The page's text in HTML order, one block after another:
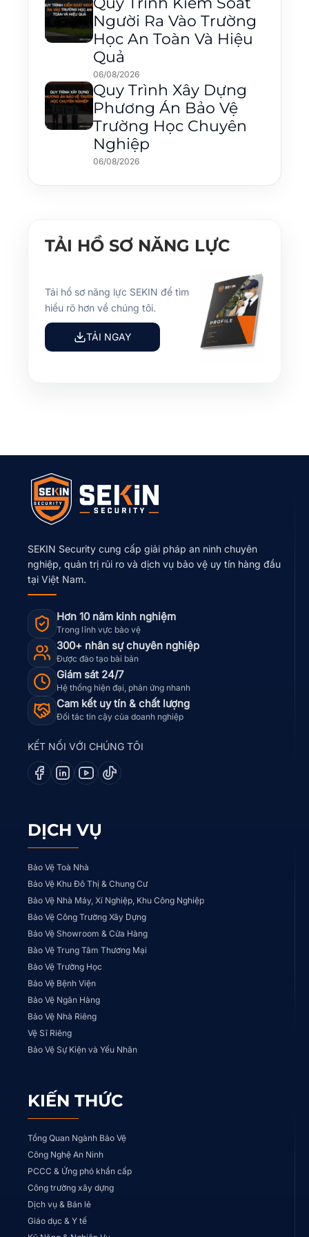
Người Ra Vào Trường
Học An Toàn Và Hiệu
Quả
06/08/2026
Quy Trình Xây Dựng
Phương Án Bảo Vệ
Trường Học Chuyên
Nghiệp
06/08/2026
TẢI HỒ SƠ NĂNG LỰC
Tải hồ sơ năng lực SEKIN để tìm
hiểu rõ hơn về chúng tôi.
TẢI NGAY
SEKIN Security cung cấp giải pháp an ninh chuyên
nghiệp, quản trị rủi ro và dịch vụ bảo vệ uy tín hàng đầu
tại Việt Nam.
Hơn 10 năm kinh nghiệm
Trong lĩnh vực bảo vệ
300+ nhân sự chuyên nghiệp
Được đào tạo bài bản
Giám sát 24/7
Hệ thống hiện đại, phản ứng nhanh
Cam kết uy tín & chất lượng
Đối tác tin cậy của doanh nghiệp
KẾT NỐI VỚI CHÚNG TÔI
DỊCH VỤ
Bảo Vệ Toà Nhà
Bảo Vệ Khu Đô Thị & Chung Cư
Bảo Vệ Nhà Máy, Xí Nghiệp, Khu Công Nghiệp
Bảo Vệ Công Trường Xây Dựng
Bảo Vệ Showroom & Cửa Hàng
Bảo Vệ Trung Tâm Thương Mại
Bảo Vệ Trường Học
Bảo Vệ Bệnh Viện
Bảo Vệ Ngân Hàng
Bảo Vệ Nhà Riêng
Vệ Sĩ Riêng
Bảo Vệ Sự Kiện và Yếu Nhân
KIẾN THỨC
Tổng Quan Ngành Bảo Vệ
Công Nghệ An Ninh
PCCC & Ứng phó khẩn cấp
Công trường xây dựng
Dịch vụ & Bán lẻ
Giáo dục & Y tế